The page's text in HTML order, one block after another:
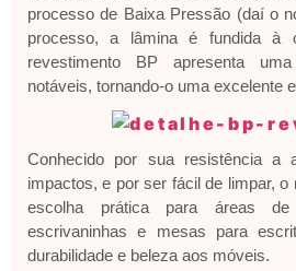
processo de Baixa Pressão (daí o
processo, a lâmina é fundida à
revestimento BP apresenta
notáveis, tornando-o uma excelente
Conhecido por sua resistência a
impactos, e por ser fácil de limpar,
escolha prática para áreas
escrivaninhas e mesas para
durabilidade e beleza aos móveis.